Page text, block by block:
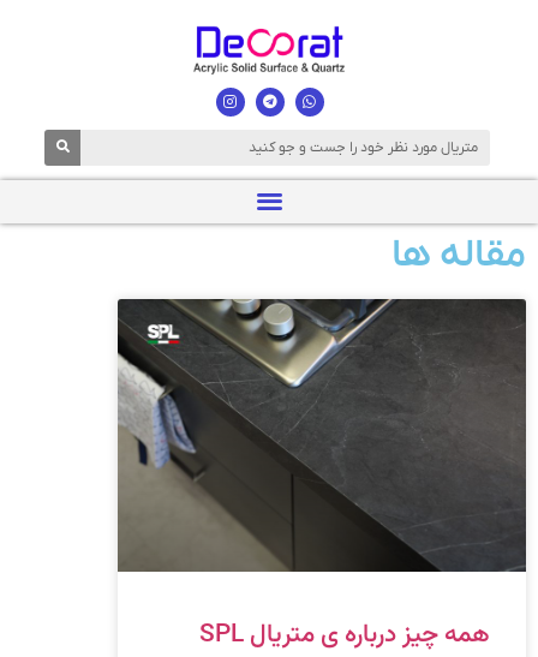
مقاله ها
همه چیز درباره ی متریال SPL